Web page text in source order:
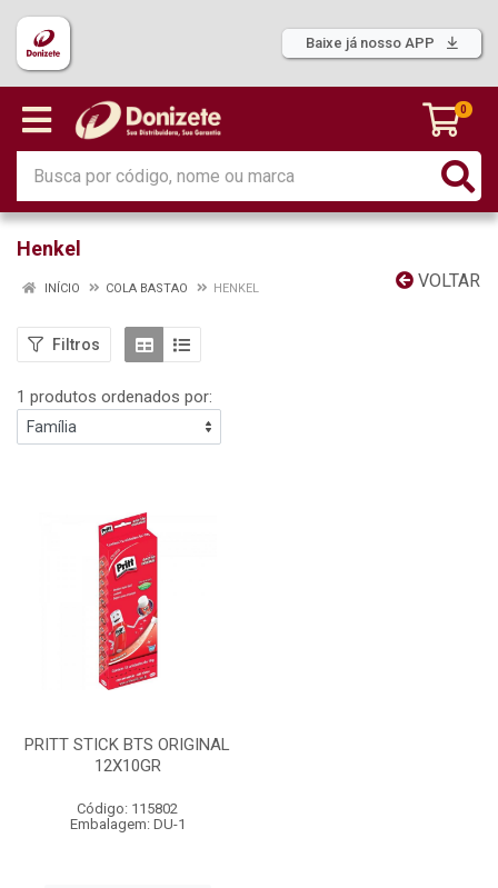
Baixe já nosso APP
0
Henkel
VOLTAR
INÍCIO COLA BASTAO HENKEL
Filtros
1 produtos ordenados por:
PRITT STICK BTS ORIGINAL
12X10GR
Código: 115802
Embalagem: DU-1